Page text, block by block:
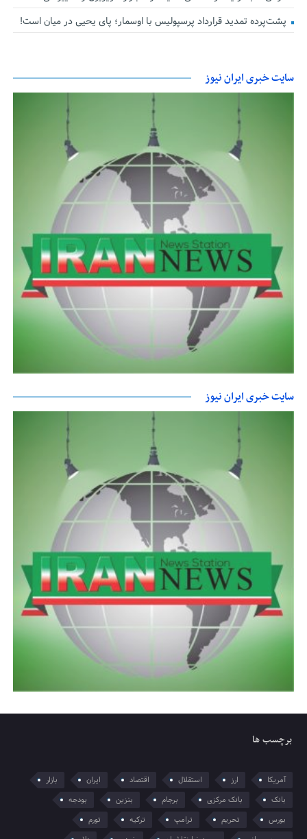
پشت‌پرده تمدید قرارداد پرسپولیس با اوسمار؛ پای یحیی در میان است!
سایت خبری ایران نیوز
سایت خبری ایران نیوز
برچسب ها
آمریکا ارز استقلال اقتصاد ایران
بازار
بانک
بانک مرکزی برجام بنزین
بودجه
بورس
تحریم ترامپ ترکیه
تورم